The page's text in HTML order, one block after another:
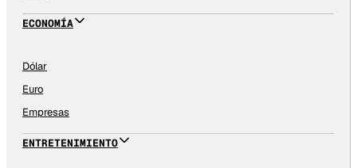
ECONOMÍA
Dólar
Euro
Empresas
ENTRETENIMIENTO